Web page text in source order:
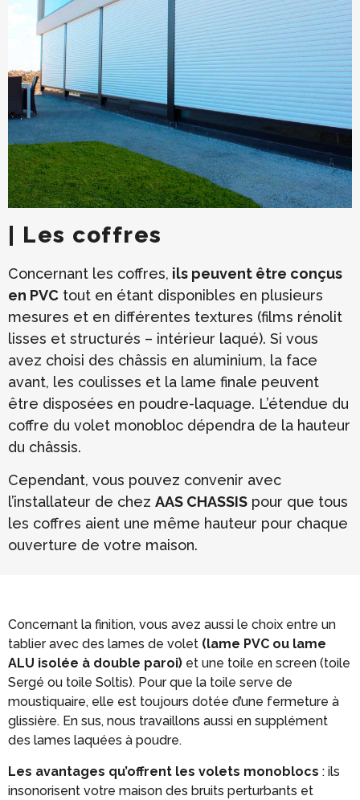
| Les coffres
Concernant les coffres, ils peuvent être conçus
en PVC tout en étant disponibles en plusieurs
mesures et en différentes textures (films rénolit
lisses et structurés – intérieur laqué). Si vous
avez choisi des châssis en aluminium, la face
avant, les coulisses et la lame finale peuvent
être disposées en poudre-laquage. L’étendue du
coffre du volet monobloc dépendra de la hauteur
du châssis.
Cependant, vous pouvez convenir avec
l’installateur de chez AAS CHASSIS pour que tous
les coffres aient une même hauteur pour chaque
ouverture de votre maison.
Concernant la finition, vous avez aussi le choix entre un
tablier avec des lames de volet (lame PVC ou lame
ALU isolée à double paroi) et une toile en screen (toile
Sergé ou toile Soltis). Pour que la toile serve de
moustiquaire, elle est toujours dotée d’une fermeture à
glissière. En sus, nous travaillons aussi en supplément
des lames laquées à poudre.
Les avantages qu’offrent les volets monoblocs : ils
insonorisent votre maison des bruits perturbants et